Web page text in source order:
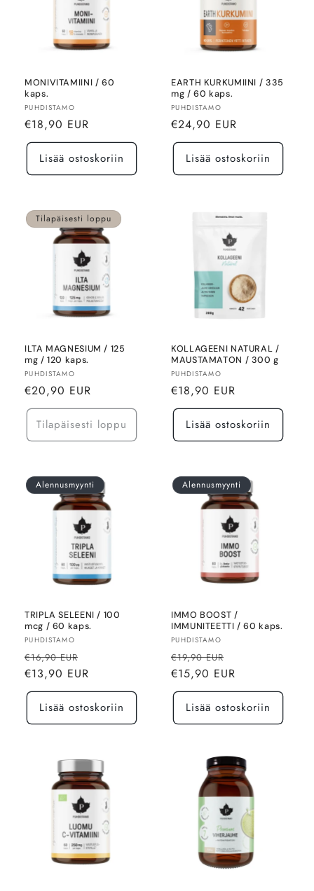
MONIVITAMIINI / 60
kaps.
Myyjä:
PUHDISTAMO
Normaalihinta
€18,90 EUR
Lisää ostoskoriin
EARTH KURKUMIINI / 335
mg / 60 kaps.
Myyjä:
PUHDISTAMO
Normaalihinta
€24,90 EUR
Lisää ostoskoriin
Tilapäisesti loppu
ILTA MAGNESIUM / 125
mg / 120 kaps.
Myyjä:
PUHDISTAMO
Normaalihinta
€20,90 EUR
Tilapäisesti loppu
KOLLAGEENI NATURAL /
MAUSTAMATON / 300 g
Myyjä:
PUHDISTAMO
Normaalihinta
€18,90 EUR
Lisää ostoskoriin
Alennusmyynti
TRIPLA SELEENI / 100
mcg / 60 kaps.
Myyjä:
PUHDISTAMO
Normaalihinta
€16,90 EUR
€13,90 EUR
Lisää ostoskoriin
Alennusmyynti
IMMO BOOST /
IMMUNITEETTI / 60 kaps.
Myyjä:
PUHDISTAMO
Normaalihinta
€19,90 EUR
€15,90 EUR
Lisää ostoskoriin